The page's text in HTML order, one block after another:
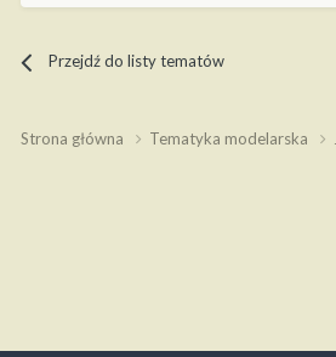
Przejdź do listy tematów
Strona główna Tematyka modelarska